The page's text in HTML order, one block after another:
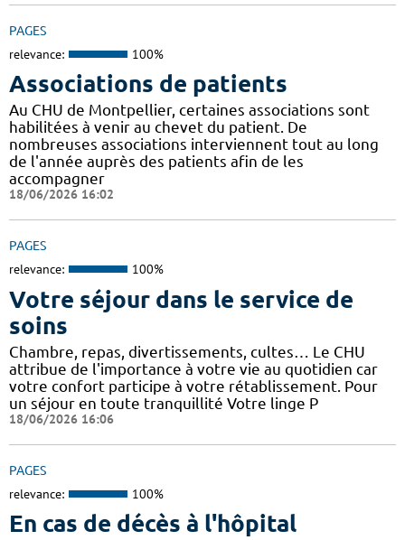
PAGES
relevance: 100%
Associations de patients
Au CHU de Montpellier, certaines associations sont
habilitées à venir au chevet du patient. De
nombreuses associations interviennent tout au long
de l'année auprès des patients afin de les
accompagner
18/06/2026 16:02
PAGES
relevance: 100%
Votre séjour dans le service de
soins
Chambre, repas, divertissements, cultes… Le CHU
attribue de l'importance à votre vie au quotidien car
votre confort participe à votre rétablissement. Pour
un séjour en toute tranquillité Votre linge P
18/06/2026 16:06
PAGES
relevance: 100%
En cas de décès à l'hôpital